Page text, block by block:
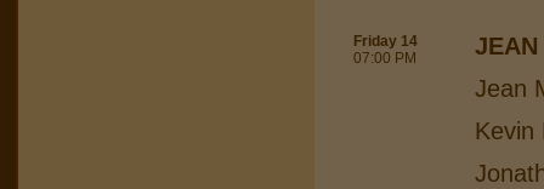
Friday 14
07:00 PM
JEAN
Jean
Kevin